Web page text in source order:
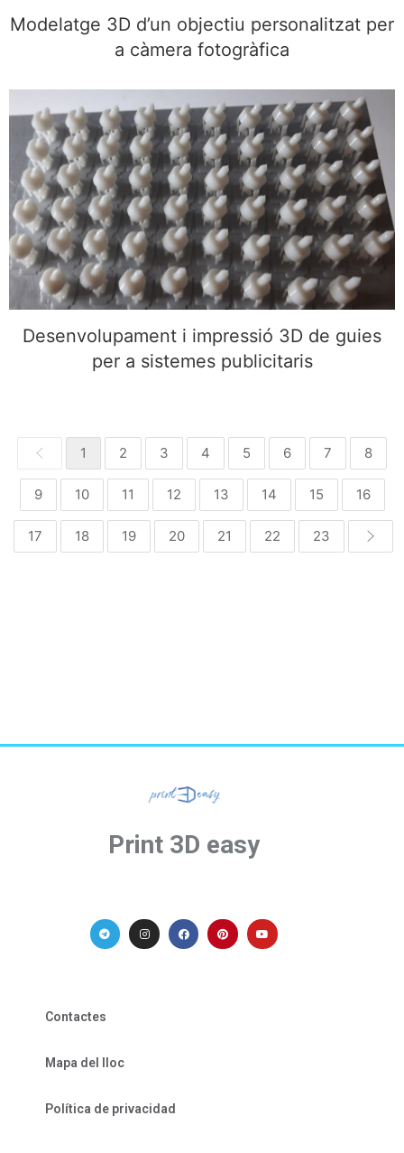
Modelatge 3D d’un objectiu personalitzat per
a càmera fotogràfica
Desenvolupament i impressió 3D de guies per a
sistemes publicitaris
Desenvolupament i impressió 3D de guies
per a sistemes publicitaris
1 2 3 4 5 6 7 8
9 10 11 12 13 14 15 16
17 18 19 20 21 22 23
Print 3D easy
Contactes
Mapa del lloc
Política de privacidad